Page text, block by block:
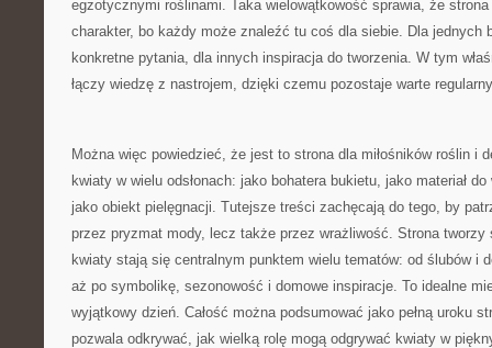
egzotycznymi roślinami. Taka wielowątkowość sprawia, że
charakter, bo każdy może znaleźć tu coś dla siebie. Dla jednych
konkretne pytania, dla innych inspiracja do tworzenia. W tym
łączy wiedzę z nastrojem, dzięki czemu pozostaje warte
Można więc powiedzieć, że jest to strona dla miłośników roślin i
kwiaty w wielu odsłonach: jako bohatera bukietu, jako materiał
jako obiekt pielęgnacji. Tutejsze treści zachęcają do tego, by
przez pryzmat mody, lecz także przez wrażliwość. Strona tworzy
kwiaty stają się centralnym punktem wielu tematów: od ślubów i
aż po symbolikę, sezonowość i domowe inspiracje. To idealne
wyjątkowy dzień. Całość można podsumować jako pełną uroku
pozwala odkrywać, jak wielką rolę mogą odgrywać kwiaty w